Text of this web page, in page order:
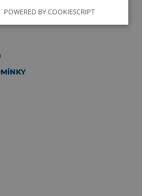
POWERED BY COOKIESCRIPT